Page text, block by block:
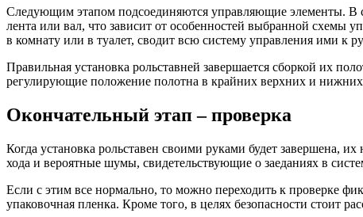
Следующим этапом подсоединяются управляющие элементы. В
лента или вал, что зависит от особенностей выбранной схемы
в комнату или в туалет, сводит всю систему управления ими к
Правильная установка рольставней завершается сборкой их
регулирующие положение полотна в крайних верхних и
Окончательный этап – проверка
Когда установка рольставен своими руками будет завершена,
хода и вероятные шумы, свидетельствующие о заеданиях в
Если с этим все нормально, то можно переходить к проверке
упаковочная пленка. Кроме того, в целях безопасности стоит